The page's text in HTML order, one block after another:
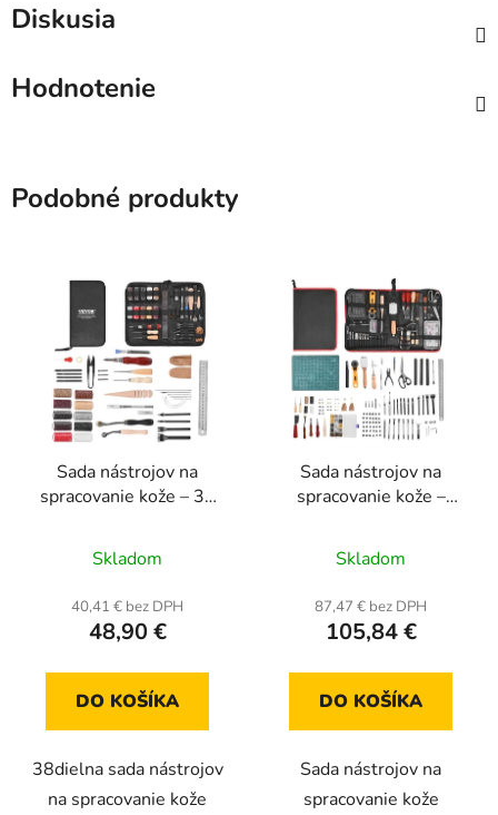
Diskusia
Hodnotenie
Podobné produkty
Sada nástrojov na
spracovanie kože – 38
pečiatkovanie a šitie
hodnotenie
produktu
je
z
Skladom
40,41 € bez DPH
48,90 €
DO KOŠÍKA
38dielna sada nástrojov
na spracovanie kože
Sada nástrojov na
spracovanie kože –
razenie, pečiatkovanie a
šitie
Skladom
87,47 € bez DPH
105,84 €
DO KOŠÍKA
Sada nástrojov na
spracovanie kože